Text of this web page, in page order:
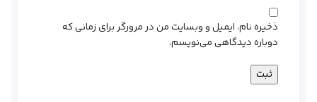
ذخیره نام، ایمیل و وبسایت من در مرورگر برای زمانی که
دوباره دیدگاهی می‌نویسم.